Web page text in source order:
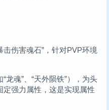
击伤害魂石”，针对PVP环境
龙魂”、“天外陨铁”），为头
强力属性，这是实现属性